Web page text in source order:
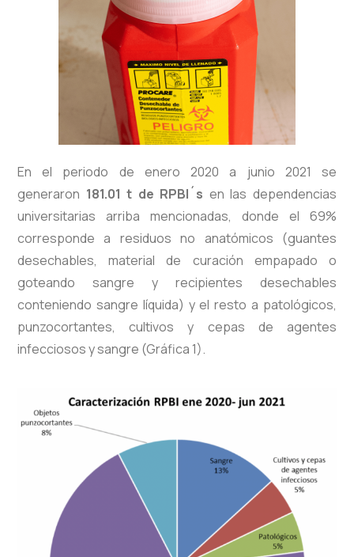
En el periodo de enero 2020 a junio 2021 se
generaron 181.01 t de RPBI´s en las dependencias
universitarias arriba mencionadas, donde el 69%
corresponde a residuos no anatómicos (guantes
desechables, material de curación empapado o
goteando sangre y recipientes desechables
conteniendo sangre líquida) y el resto a patológicos,
punzocortantes, cultivos y cepas de agentes
infecciosos y sangre (Gráfica 1).